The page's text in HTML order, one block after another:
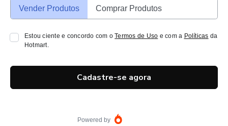
Vender Produtos Comprar Produtos
Estou ciente e concordo com oTermos de Uso e com a Políticas da
Hotmart.
Cadastre-se agora
Powered by